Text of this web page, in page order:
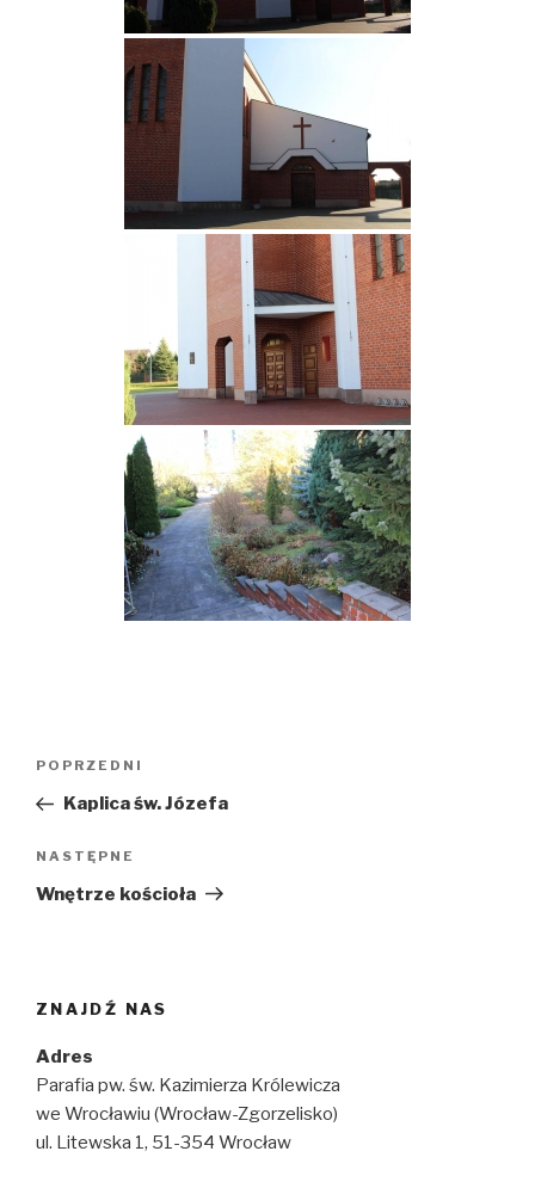
Nawigacja
Poprzedni
wpis
POPRZEDNI
Kaplica św. Józefa
Następny
wpis
NASTĘPNE
Wnętrze kościoła
ZNAJDŹ NAS
Adres
Parafia pw. św. Kazimierza Królewicza
we Wrocławiu (Wrocław-Zgorzelisko)
ul. Litewska 1, 51-354 Wrocław